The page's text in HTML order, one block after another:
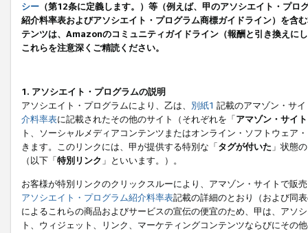
シー （第12条に定義します。）等（例えば、甲のアソシエイト・プ
紹介料率表およびアソシエイト・プログラム商標ガイドライン）を
テンツは、Amazonのコミュニティガイドライン（報酬と引き換えに
これらを注意深くご精読ください。
1. アソシエイト・プログラムの説明
アソシエイト・プログラムにより、乙は、 別紙1 記載のアマゾン・サ
介料率表に記載されたその他のサイト（それぞれを「アマゾン・サイト
ト、ソーシャルメディアコンテンツまたはオンライン・ソフトウェア
きます。このリンクには、甲が提供する特別な「タグが付いた 」状態
（以下「特別リンク 」といいます。）。
お客様が特別リンクのクリックスルーにより、アマゾン・サイトで販
アソシエイト・プログラム紹介料率表記載の詳細のとおり（および同
によるこれらの商品およびサービスの宣伝の便宜のため、甲は、アソ
ト、ウィジェット、リンク、マーケティングコンテンツならびにその